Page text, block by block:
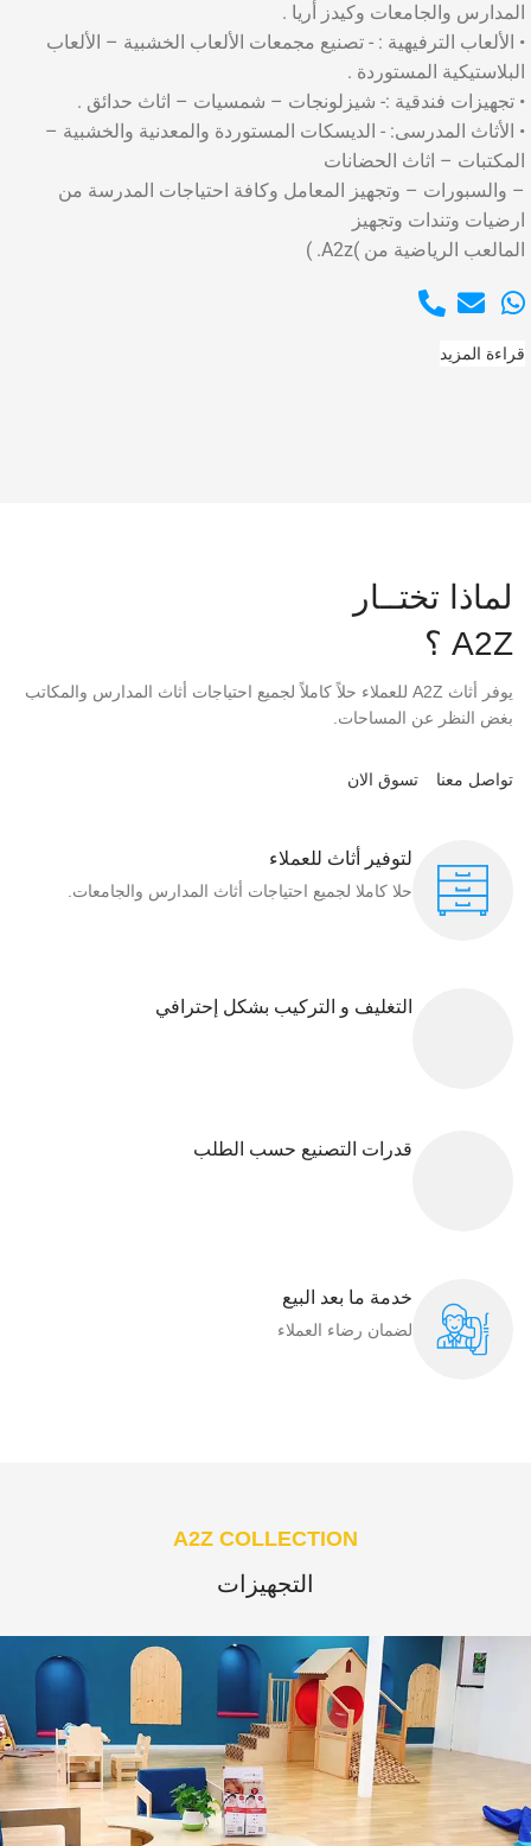
المدارس والجامعات وكيدز أريا .
• الألعاب الترفيهية : - تصنيع مجمعات الألعاب الخشبية – الألعاب
البلاستيكية المستوردة .
• تجهيزات فندقية :- شيزلونجات – شمسيات – اثاث حدائق .
• الأثاث المدرسى: - الديسكات المستوردة والمعدنية والخشبية –
المكتبات – اثاث الحضانات
– والسبورات – وتجهيز المعامل وكافة احتياجات المدرسة من
ارضيات وتندات وتجهيز
المالعب الرياضية من )A2z. )
قراءة المزيد
لماذا تختــار
A2Z ؟
يوفر أثاث A2Z للعملاء حلاً كاملاً لجميع احتياجات أثاث المدارس والمكاتب
بغض النظر عن المساحات.
تواصل معنا تسوق الان
لتوفير أثاث للعملاء
حلا كاملا لجميع احتياجات أثاث المدارس والجامعات.
التغليف و التركيب بشكل إحترافي
قدرات التصنيع حسب الطلب
خدمة ما بعد البيع
لضمان رضاء العملاء​
A2Z COLLECTION
التجهيزات